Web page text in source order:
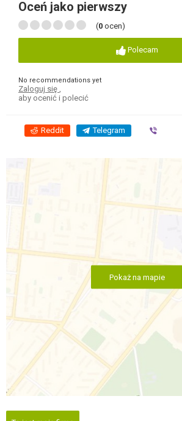
Oceń jako pierwszy
(0 ocen)
Polecam
No recommendations yet
Zaloguj się
aby ocenić i polecić
Reddit Telegram
Pokaż na mapie